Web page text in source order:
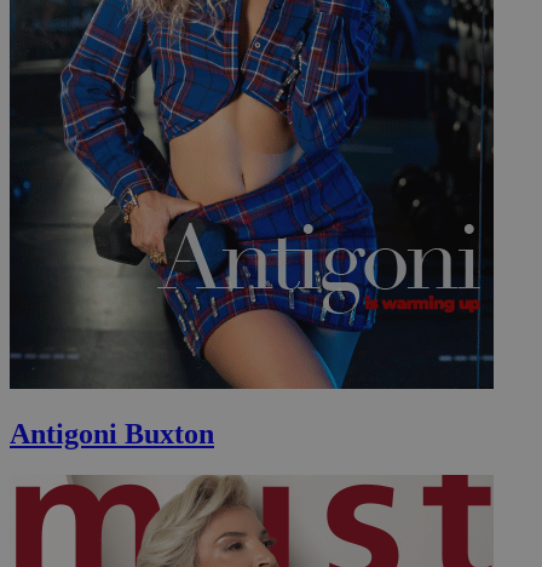
Antigoni Buxton